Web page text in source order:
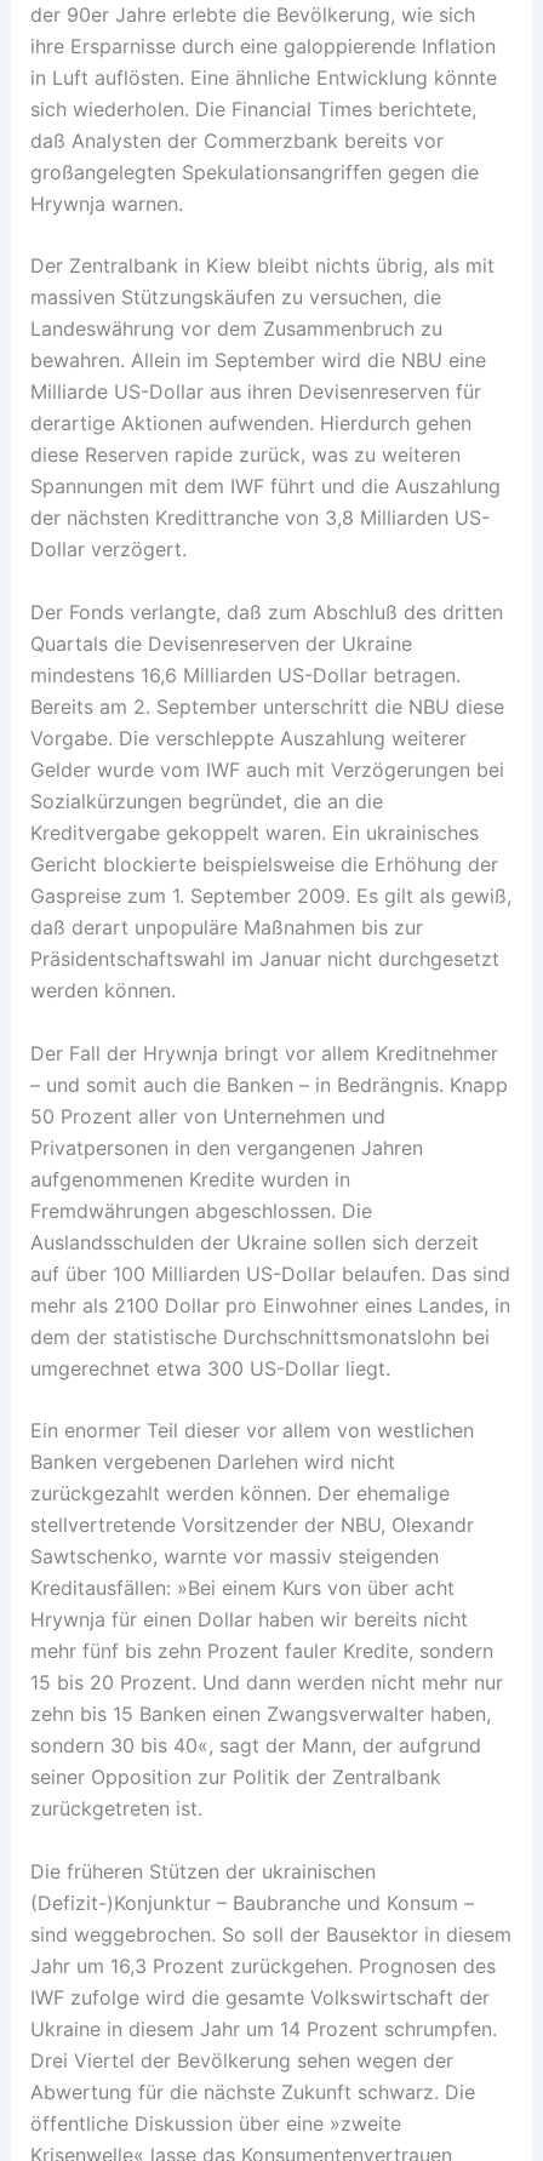
der 90er Jahre erlebte die Bevölkerung, wie sich
ihre Ersparnisse durch eine galoppierende Inflation
in Luft auflösten. Eine ähnliche Entwicklung könnte
sich wiederholen. Die Financial Times berichtete,
daß Analysten der Commerzbank bereits vor
großangelegten Spekulationsangriffen gegen die
Hrywnja warnen.
Der Zentralbank in Kiew bleibt nichts übrig, als mit
massiven Stützungskäufen zu versuchen, die
Landeswährung vor dem Zusammenbruch zu
bewahren. Allein im September wird die NBU eine
Milliarde US-Dollar aus ihren Devisenreserven für
derartige Aktionen aufwenden. Hierdurch gehen
diese Reserven rapide zurück, was zu weiteren
Spannungen mit dem IWF führt und die Auszahlung
der nächsten Kredittranche von 3,8 Milliarden US-
Dollar verzögert.
Der Fonds verlangte, daß zum Abschluß des dritten
Quartals die Devisenreserven der Ukraine
mindestens 16,6 Milliarden US-Dollar betragen.
Bereits am 2. September unterschritt die NBU diese
Vorgabe. Die verschleppte Auszahlung weiterer
Gelder wurde vom IWF auch mit Verzögerungen bei
Sozialkürzungen begründet, die an die
Kreditvergabe gekoppelt waren. Ein ukrainisches
Gericht blockierte beispielsweise die Erhöhung der
Gaspreise zum 1. September 2009. Es gilt als gewiß,
daß derart unpopuläre Maßnahmen bis zur
Präsidentschaftswahl im Januar nicht durchgesetzt
werden können.
Der Fall der Hrywnja bringt vor allem Kreditnehmer
– und somit auch die Banken – in Bedrängnis. Knapp
50 Prozent aller von Unternehmen und
Privatpersonen in den vergangenen Jahren
aufgenommenen Kredite wurden in
Fremdwährungen abgeschlossen. Die
Auslandsschulden der Ukraine sollen sich derzeit
auf über 100 Milliarden US-Dollar belaufen. Das sind
mehr als 2100 Dollar pro Einwohner eines Landes, in
dem der statistische Durchschnittsmonatslohn bei
umgerechnet etwa 300 US-Dollar liegt.
Ein enormer Teil dieser vor allem von westlichen
Banken vergebenen Darlehen wird nicht
zurückgezahlt werden können. Der ehemalige
stellvertretende Vorsitzender der NBU, Olexandr
Sawtschenko, warnte vor massiv steigenden
Kreditausfällen: »Bei einem Kurs von über acht
Hrywnja für einen Dollar haben wir bereits nicht
mehr fünf bis zehn Prozent fauler Kredite, sondern
15 bis 20 Prozent. Und dann werden nicht mehr nur
zehn bis 15 Banken einen Zwangsverwalter haben,
sondern 30 bis 40«, sagt der Mann, der aufgrund
seiner Opposition zur Politik der Zentralbank
zurückgetreten ist.
Die früheren Stützen der ukrainischen
(Defizit-)Konjunktur – Baubranche und Konsum –
sind weggebrochen. So soll der Bausektor in diesem
Jahr um 16,3 Prozent zurückgehen. Prognosen des
IWF zufolge wird die gesamte Volkswirtschaft der
Ukraine in diesem Jahr um 14 Prozent schrumpfen.
Drei Viertel der Bevölkerung sehen wegen der
Abwertung für die nächste Zukunft schwarz. Die
öffentliche Diskussion über eine »zweite
Krisenwelle« lasse das Konsumentenvertrauen